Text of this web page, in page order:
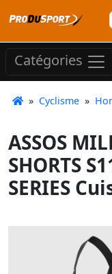
Catégories
» Cyclisme »
ASSOS
SHORTS
SERIES